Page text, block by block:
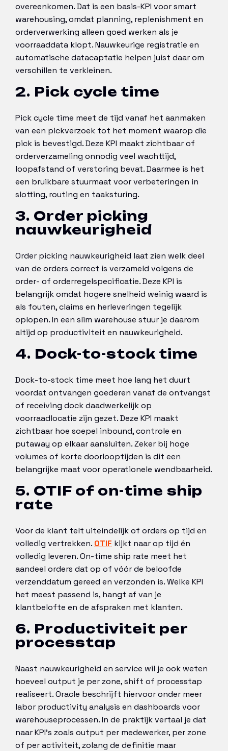
overeenkomen. Dat is een basis-KPI voor smart
warehousing, omdat planning, replenishment en
orderverwerking alleen goed werken als je
voorraaddata klopt. Nauwkeurige registratie en
automatische datacaptatie helpen juist daar om
verschillen te verkleinen.
2. Pick cycle time
Pick cycle time meet de tijd vanaf het aanmaken
van een pickverzoek tot het moment waarop die
pick is bevestigd. Deze KPI maakt zichtbaar of
orderverzameling onnodig veel wachttijd,
loopafstand of verstoring bevat. Daarmee is het
een bruikbare stuurmaat voor verbeteringen in
slotting, routing en taaksturing.
3. Order picking
nauwkeurigheid
Order picking nauwkeurigheid laat zien welk deel
van de orders correct is verzameld volgens de
order- of orderregelspecificatie. Deze KPI is
belangrijk omdat hogere snelheid weinig waard is
als fouten, claims en herleveringen tegelijk
oplopen. In een slim warehouse stuur je daarom
altijd op productiviteit en nauwkeurigheid.
4. Dock-to-stock time
Dock-to-stock time meet hoe lang het duurt
voordat ontvangen goederen vanaf de ontvangst
of receiving dock daadwerkelijk op
voorraadlocatie zijn gezet. Deze KPI maakt
zichtbaar hoe soepel inbound, controle en
putaway op elkaar aansluiten. Zeker bij hoge
volumes of korte doorlooptijden is dit een
belangrijke maat voor operationele wendbaarheid.
5. OTIF of on-time ship
rate
Voor de klant telt uiteindelijk of orders op tijd en
volledig vertrekken. OTIF kijkt naar op tijd én
volledig leveren. On-time ship rate meet het
aandeel orders dat op of vóór de beloofde
verzenddatum gereed en verzonden is. Welke KPI
het meest passend is, hangt af van je
klantbelofte en de afspraken met klanten.
6. Productiviteit per
processtap
Naast nauwkeurigheid en service wil je ook weten
hoeveel output je per zone, shift of processtap
realiseert. Oracle beschrijft hiervoor onder meer
labor productivity analysis en dashboards voor
warehouseprocessen. In de praktijk vertaal je dat
naar KPI’s zoals output per medewerker, per zone
of per activiteit, zolang de definitie maar